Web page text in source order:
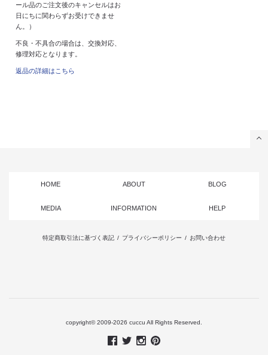
ール品のご注文後のキャンセルはお
日にちに関わらずお受けできませ
ん。）
不良・不具合の場合は、交換対応、
修理対応となります。
返品の詳細はこちら
HOME ABOUT BLOG
MEDIA INFORMATION HELP
特定商取引法に基づく表記 / プライバシーポリシー / お問い合わせ
copyright© 2009-2026 cuccu All Rights Reserved.